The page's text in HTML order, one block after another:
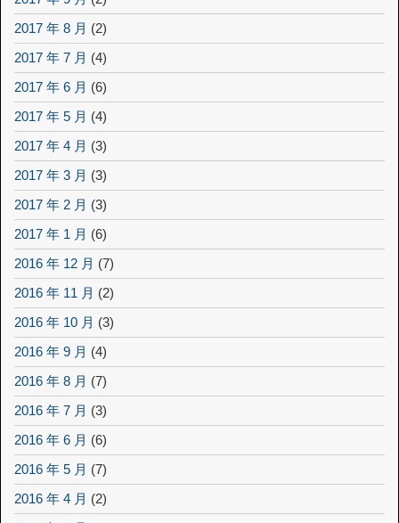
2017 年 8 月 (2)
2017 年 7 月 (4)
2017 年 6 月 (6)
2017 年 5 月 (4)
2017 年 4 月 (3)
2017 年 3 月 (3)
2017 年 2 月 (3)
2017 年 1 月 (6)
2016 年 12 月 (7)
2016 年 11 月 (2)
2016 年 10 月 (3)
2016 年 9 月 (4)
2016 年 8 月 (7)
2016 年 7 月 (3)
2016 年 6 月 (6)
2016 年 5 月 (7)
2016 年 4 月 (2)